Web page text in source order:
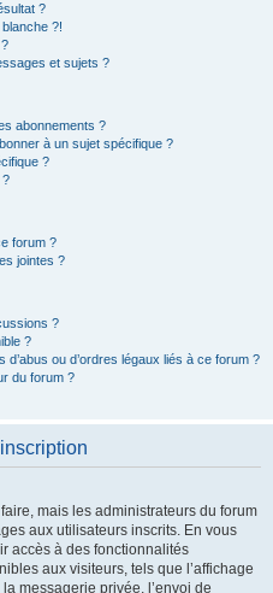
?
?!
et sujets ?
abonnements ?
à un sujet spécifique ?
?
?
forum ?
jointes ?
?
?
ou d’ordres légaux liés à ce forum ?
du forum ?
mais les administrateurs du forum
aux utilisateurs inscrits. En vous
accès à des fonctionnalités
aux visiteurs, tels que l’affichage
messagerie privée, l’envoi de